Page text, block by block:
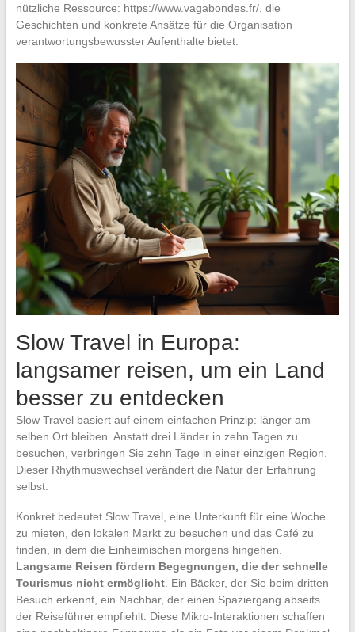
nützliche Ressource: https://www.vagabondes.fr/, die
Geschichten und konkrete Ansätze für die Organisation
verantwortungsbewusster Aufenthalte bietet.
Slow Travel in Europa:
langsamer reisen, um ein Land
besser zu entdecken
Slow Travel basiert auf einem einfachen Prinzip: länger am
selben Ort bleiben. Anstatt drei Länder in zehn Tagen zu
besuchen, verbringen Sie zehn Tage in einer einzigen Region.
Dieser Rhythmuswechsel verändert die Natur der Erfahrung
selbst.
Konkret bedeutet Slow Travel, eine Unterkunft für eine Woche
zu mieten, den lokalen Markt zu besuchen und das Café zu
finden, in dem die Einheimischen morgens hingehen.
Langsame Reisen fördern Begegnungen, die der schnelle
Tourismus nicht ermöglicht. Ein Bäcker, der Sie beim dritten
Besuch erkennt, ein Nachbar, der einen Spaziergang abseits
der Reiseführer empfiehlt: Diese Mikro-Interaktionen schaffen